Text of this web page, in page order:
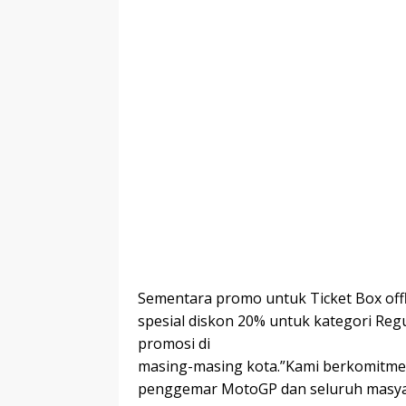
Sementara promo untuk Ticket Box
spesial diskon 20% untuk kategori
promosi di
masing-masing kota.”Kami
penggemar MotoGP dan seluruh